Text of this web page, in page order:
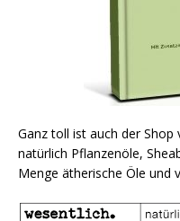
Ganz toll ist auch der
natürlich Pflanzenöle,
Menge ätherische Öle und